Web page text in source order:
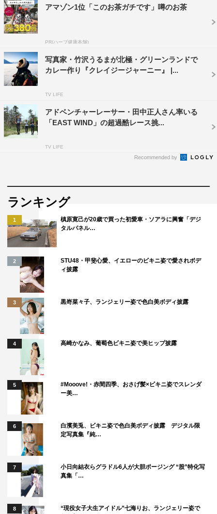
アマゾン1位「このお茶ガチです」噂のお茶
PR(ハーブ健康本舗)
写真家・竹沢うるまが北極・グリーンランドで
カレー作り『クレイジージャーニー』 |...
TV LIFE
アドベンチャーレーサー・田中正人さん率いる
「EAST WIND」の超過酷レース挑...
TV LIFE
Recommended by
ランキング
1
槙原寛己が20歳で買った初愛車・ソアラに興奮「デジ
タルパネル…
2
STU48・甲斐心愛、イエローのビキニ姿で愛されボデ
ィ披露
3 黒嵜菜々子、ランジェリー姿で色白美ボディ披露
4 高崎かなみ、葡萄色ビキニ姿で美ヒップ披露
5
#Mooove!・赤間四季、おさげ髪×ビキニ姿でスレンダ
ー美…
6
白濱美兎、ビキニ姿で色白美ボディ披露 デジタル限
定写真集『純…
7
小日向結衣らグラドル6人が大胆ポージング “股”特化写
真集「…
8
“現役女子大生アイドル”七海りお、ランジェリー姿で